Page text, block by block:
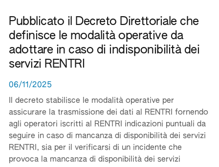
Pubblicato il Decreto Direttoriale che
definisce le modalità operative da
adottare in caso di indisponibilità dei
servizi RENTRI
06/11/2025
Il decreto stabilisce le modalità operative per
assicurare la trasmissione dei dati al RENTRI fornendo
agli operatori iscritti al RENTRI indicazioni puntuali da
seguire in caso di mancanza di disponibilità dei servizi
RENTRI, sia per il verificarsi di un incidente che
provoca la mancanza di disponibilità dei servizi